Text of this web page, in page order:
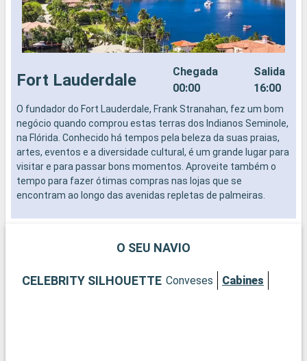
Fort Lauderdale
Chegada
00:00
Salida
16:00
O fundador do Fort Lauderdale, Frank Stranahan, fez um bom
negócio quando comprou estas terras dos Indianos Seminole,
na Flórida. Conhecido há tempos pela beleza da suas praias,
artes, eventos e a diversidade cultural, é um grande lugar para
visitar e para passar bons momentos. Aproveite também o
tempo para fazer ótimas compras nas lojas que se
encontram ao longo das avenidas repletas de palmeiras.
O SEU NAVIO
CELEBRITY SILHOUETTE Conveses Cabines